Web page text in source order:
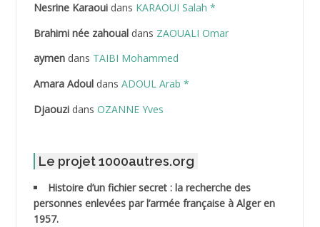
ABDELLI Mohamed
ABDELLI Mohamed *
ABDELMOUMENE Ahmed
ABDESMED Mohamed ben Kaddour
Nesrine Karaouidans KARAOUI Salah *
Brahimi née zahoualdans ZAOUALI Omar
aymendans TAIBI Mohammed
Amara Adouldans ADOUL Arab *
Djaouzidans OZANNE Yves
Le projet 1000autres.org
Histoire d’un fichier secret : la recherche des
personnes enlevées par l’armée française à Alger en
1957.